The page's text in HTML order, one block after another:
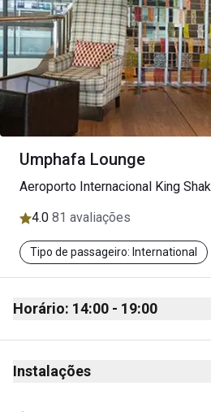
Umphafa Lounge
Aeroporto Internacional King
4.0 81 avaliações
Tipo de passageiro: International
Horário: 14:00 - 19:00
Monday
Tuesday
Instalações